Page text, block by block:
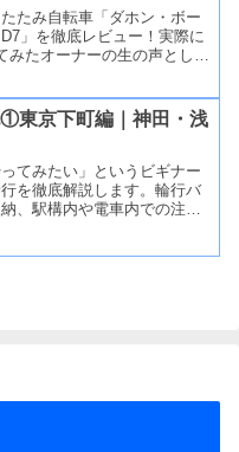
たみ自転車「ダホン・ボー
」を徹底レビュー！実際に
みたオーナーの生の声とし
東京下町編｜神田・浅
ってみたい」というビギナー
を徹底解説します。輪行バ
、駅構内や電車内での注意